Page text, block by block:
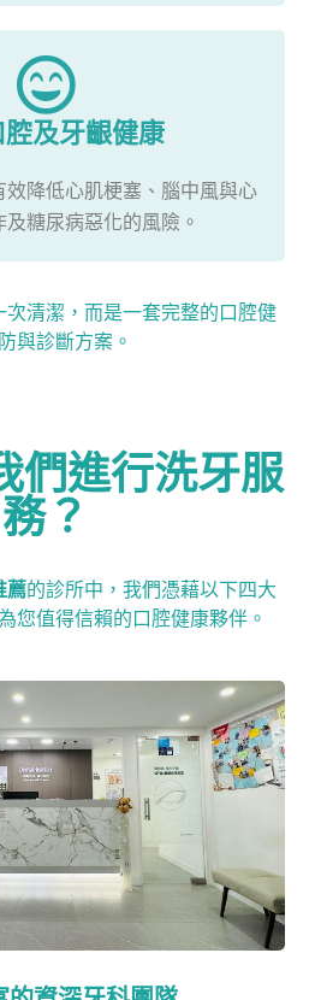
及牙齦健康
效降低心肌梗塞、腦中風與心
糖尿病惡化的風險。
清潔，而是一套完整的口腔健
與診斷方案。
們進行洗牙服
務？
薦的診所中，我們憑藉以下四大
您值得信賴的口腔健康夥伴。